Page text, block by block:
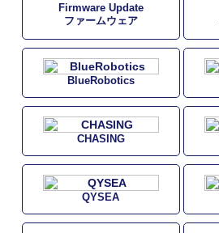
Firmware Update
ファームウェア
BlueRobotics
CHASING
QYSEA